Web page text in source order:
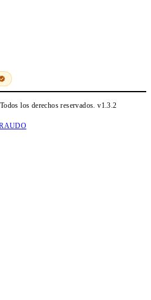
los derechos reservados.v1.3.2